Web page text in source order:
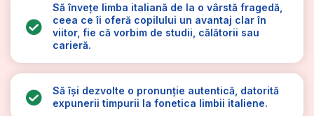
Să învețe limba italiană de la o vârstă fragedă,
ceea ce îi oferă copilului un avantaj clar în
viitor, fie că vorbim de studii, călătorii sau
carieră.
Să își dezvolte o pronunție autentică, datorită
expunerii timpurii la fonetica limbii italiene.